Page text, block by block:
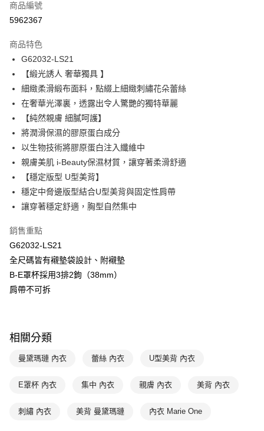
信用卡分期付款
合作金庫商業銀行
華南商業銀行
上海商業儲蓄銀行
國泰世華商業銀行
兆豐國際商業銀行
臺灣中小企業銀行
台中商業銀行
匯豐（台灣）商業銀行
聯邦商業銀行
元大商業銀行
玉山商業銀行
星展（台灣）商業銀行
台新國際商業銀行
中國信託商業銀行
台灣樂天信用卡公司
LINE Pay
Apple Pay
悠遊付
AFTEE先享後付
相關說明
【關於「AFTEE先享後付」】
AFTEE先享後付是「在收到商品之後才付款」的支付方式。 讓您購物簡單
便利好安心！
２．便利：只要手機號碼，簡訊認證，即可結帳。
３．安心：先確認商品／服務後，再付款。
【「AFTEE先享後付」結帳流程】
１．於結帳方式選擇「AFTEE先享後付」後，將跳轉至「AFTEE先享後付」
結帳頁面，進行簡訊認證並確認金額後，即可完成結帳。
購買商品的店家。未經商家同意取消之訂單仍視為有效，需透過AFTEE先享
※ 交易是否成功請以「AFTEE先享後付 」之結帳頁面顯示為準，若有關於
客戶支援中心」
https://netprotections.freshdesk.com/support/home
１．透過由恩沛科技股份有限公司提供之「AFTEE先享後付」服務完成之交
運送方式
全家取貨付款-以PackAge+配客嘉循環箱包裝寄出
每筆NT$90，滿NT$1,000(含以上)免運費
付款後全家取貨-以PackAge+配客嘉循環箱包裝寄出
每筆NT$90，滿NT$1,000(含以上)免運費
付款後萊爾富取貨
每筆NT$90，滿NT$1,000(含以上)免運費
商品編號
5962367
商品特色
G62032-LS21
【緞光誘人 奢華獨具 】
細緻柔滑緞布面料，點綴上細緻刺繡花朵蕾絲
在奢華光澤裏，透露出令人驚艷的獨特華麗
【純然親膚 細膩呵護】
將潤滑保濕的膠原蛋白成分
以生物技術將膠原蛋白注入纖維中
親膚美肌 i-Beauty保濕材質，讓穿著柔滑舒適
【穩定版型 U型美背】
穩定中脅邊版型結合U型美背與固定性肩帶
讓穿著穩定舒適，胸型自然集中
銷售重點
G62032-LS21
全尺碼皆有襯墊袋設計、附襯墊
B-E罩杯採用3排2鉤（38mm）
肩帶不可拆
相關分類
曼黛瑪璉 內衣 蕾絲 內衣 U型美背 內衣
E罩杯 內衣 集中 內衣 親膚 內衣 美背 內衣
刺繡 內衣 美背 曼黛瑪璉 內衣 Marie One